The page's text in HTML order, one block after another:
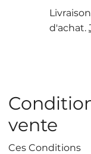
d'achat.
vente
Ces Conditions